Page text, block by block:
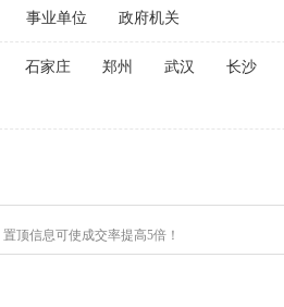
事业单位 政府机关
石家庄 郑州 武汉 长沙
顶信息可使成交率提高5倍！